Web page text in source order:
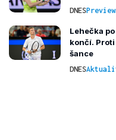
DNES
Lehečka
končí.
šance
DNES